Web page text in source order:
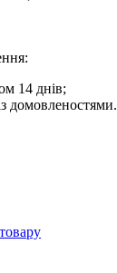
14 днів;
домовленостями.